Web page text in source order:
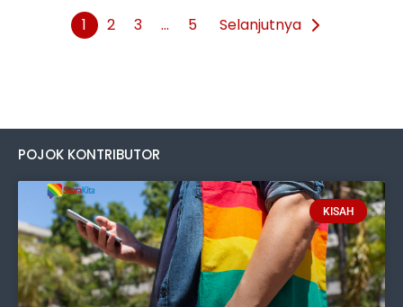
1 2 3 … 5 Selanjutnya
POJOK KONTRIBUTOR
KISAH